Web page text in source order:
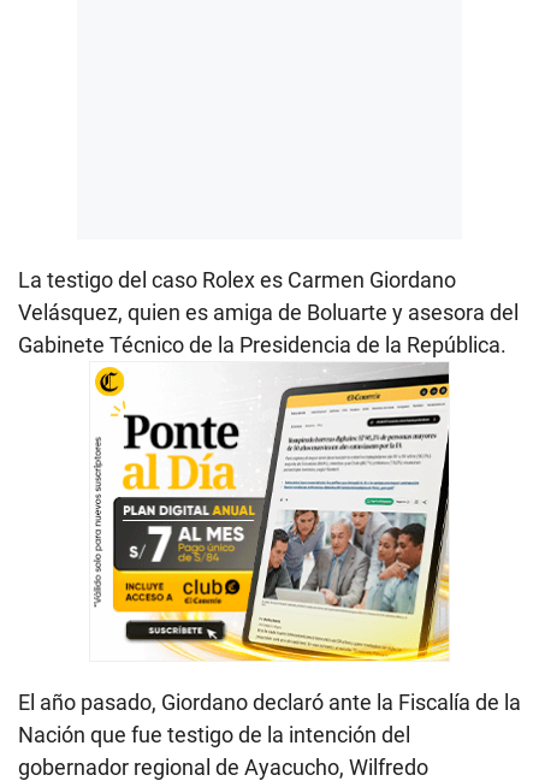
La testigo del caso Rolex es Carmen Giordano
Velásquez, quien es amiga de Boluarte y asesora del
Gabinete Técnico de la Presidencia de la República.
El año pasado, Giordano declaró ante la Fiscalía de la
Nación que fue testigo de la intención del
gobernador regional de Ayacucho, Wilfredo